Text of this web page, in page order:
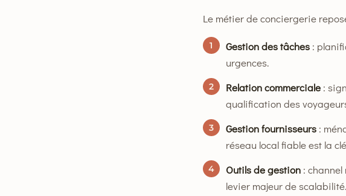
Le métier de conciergerie
1 Gestion des tâches:
urgences.
2 Relation commerciale:
qualification des
3 Gestion fournisseurs:
réseau local fiable est la
4 Outils de gestion: channel
levier majeur de scalabilité.